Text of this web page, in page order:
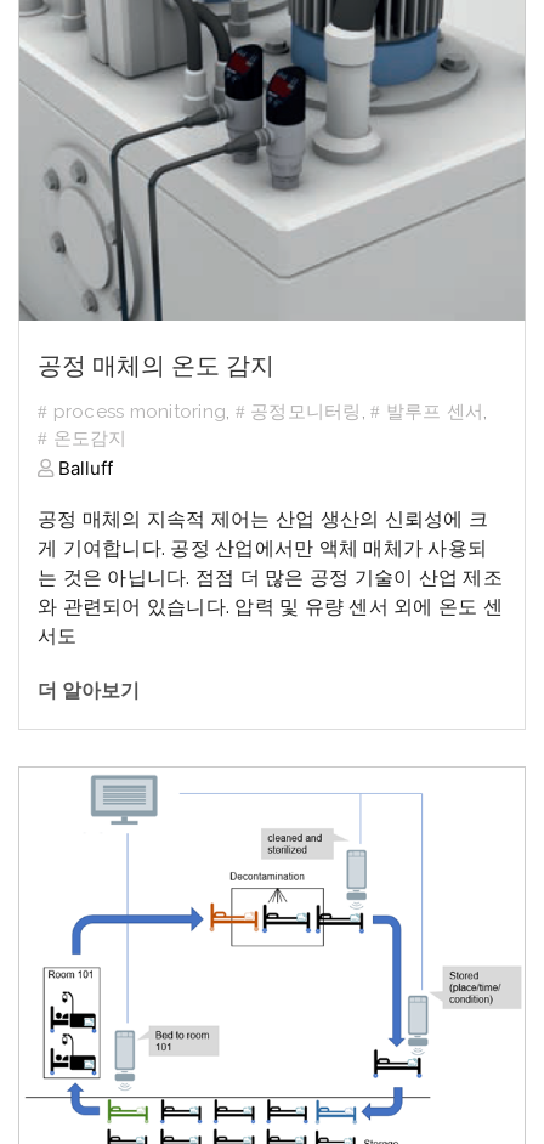
공정 매체의 온도 감지
process monitoring, 공정모니터링 , 발루프 센서,
온도감지
Balluff
공정 매체의 지속적 제어는 산업 생산의 신뢰성에 크
게 기여합니다. 공정 산업에서만 액체 매체가 사용되
는 것은 아닙니다. 점점 더 많은 공정 기술이 산업 제조
와 관련되어 있습니다. 압력 및 유량 센서 외에 온도 센
서도
더 알아보기